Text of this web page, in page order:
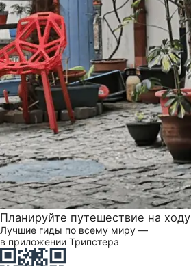
Планируйте путешествие на ходу
Лучшие гиды по всему миру —
в приложении Трипстера